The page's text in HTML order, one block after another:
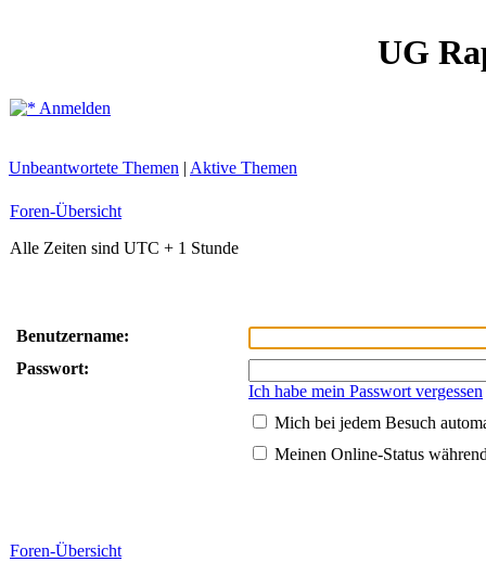
UG
Anmelden
Unbeantwortete Themen | Aktive Themen
Foren-Übersicht
Alle Zeiten sind UTC + 1 Stunde
Benutzername:
Passwort:
Ich habe mein Passwort vergessen
Mich bei jedem Besuch
Meinen Online-Status
Foren-Übersicht